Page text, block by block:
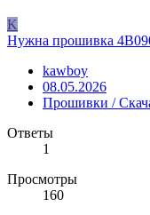
K
Нужна прошивка
kawboy
08.05.2026
Прошивки /
Ответы
1
Просмотры
160